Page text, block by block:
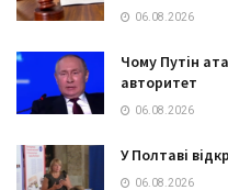
06.08.2026
Чому Путін
авторитет
06.08.2026
У Полтаві
06.08.2026